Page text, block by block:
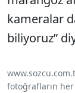
kameralar
biliyoruz”
fotoğrafların her